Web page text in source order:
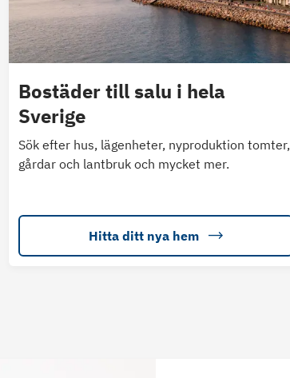
Bostäder till salu i hela
Sverige
Sök efter hus, lägenheter, nyproduktion tomter,
gårdar och lantbruk och mycket mer.
Hitta ditt nya hem